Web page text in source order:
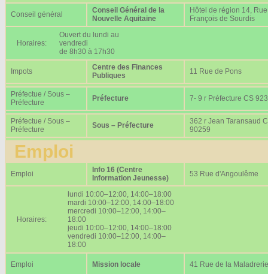
Conseil général
Conseil Général de la
Nouvelle Aquitaine
Hôtel de région 14, Rue
François de Sourdis
Horaires:
Ouvert du lundi au
vendredi
de 8h30 à 17h30
Impots
Centre des Finances
Publiques
11 Rue de Pons
Préfectue / Sous –
Préfecture
Préfecture 7- 9 r Préfecture CS
Préfectue / Sous –
Préfecture
Sous – Préfecture
362 r Jean Taransaud
90259
Emploi
Emploi
Info 16 (Centre
Information Jeunesse)
53 Rue d'Angoulême
Horaires:
lundi 10:00–12:00, 14:00–18:00
mardi 10:00–12:00, 14:00–18:00
mercredi 10:00–12:00, 14:00–
18:00
jeudi 10:00–12:00, 14:00–18:00
vendredi 10:00–12:00, 14:00–
18:00
Emploi Mission locale 41 Rue de la Maladrerie